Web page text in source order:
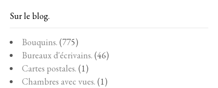
Sur le blog.
Bouquins. (775)
Bureaux d'écrivains. (46)
Cartes postales. (1)
Chambres avec vues. (1)